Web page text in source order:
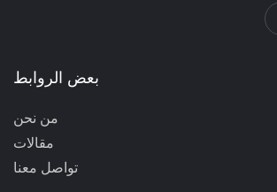
بعض الروابط
من نحن
مقالات
تواصل معنا